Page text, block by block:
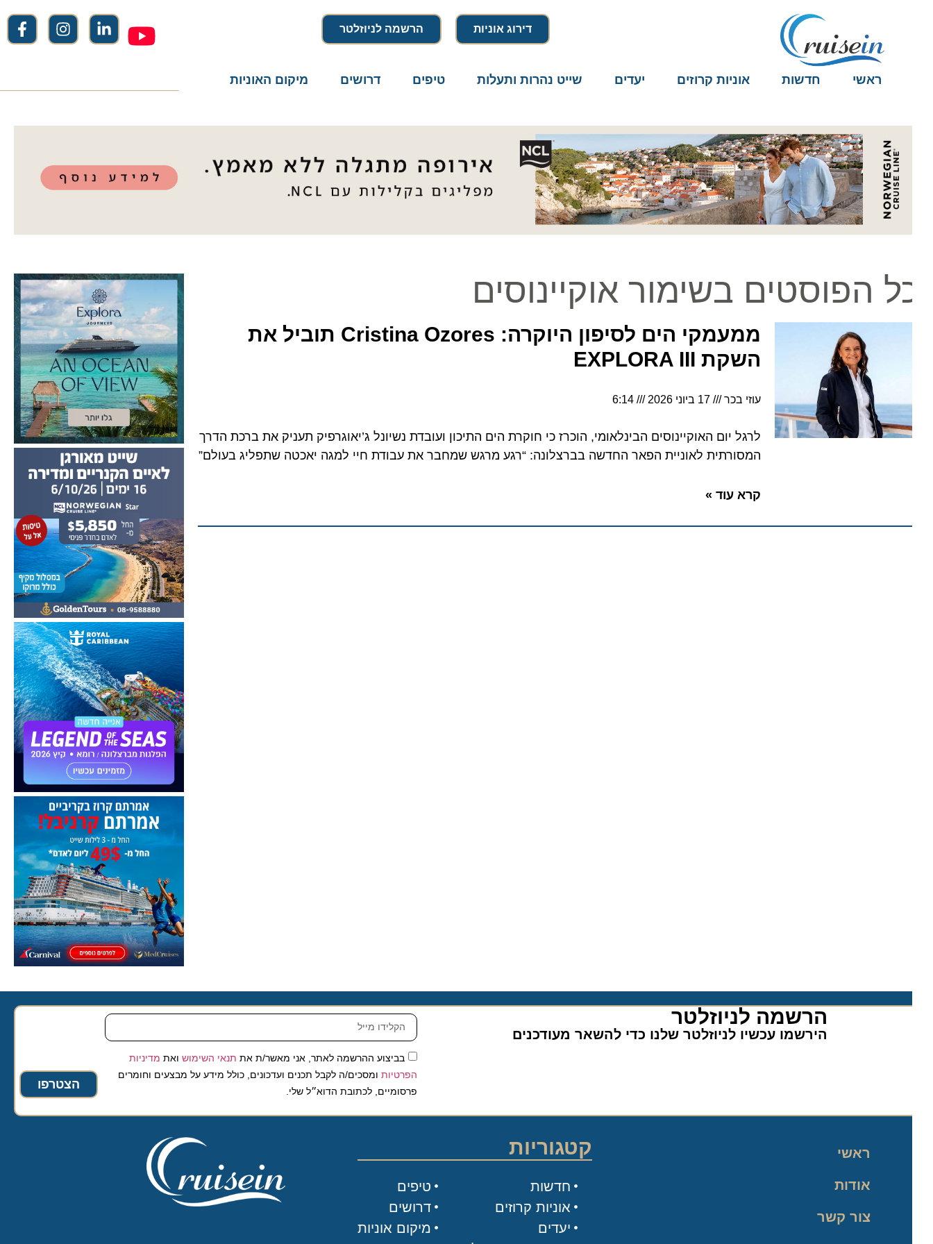
הרשמה לניוזלטר דירוג אוניות
ראשי חדשות אוניות קרוזים יעדים שייט נהרות ותעלות טיפים דרושים מיקום האוניות
הפוסטים בשימור אוקיינוסים
ממעמקי הים לסיפון היוקרה: Cristina Ozores תוביל את
השקת EXPLORA III
עוזי בכר 17 ביוני 2026 6:14
לרגל יום האוקיינוסים הבינלאומי, הוכרז כי חוקרת הים התיכון ועובדת נשיונל ג’יאוגרפיק תעניק את ברכת הדרך
המסורתית לאוניית הפאר החדשה בברצלונה: “רגע מרגש שמחבר את עבודת חיי למגה יאכטה שתפליג בעולם”
קרא עוד »
הרשמה לניוזלטר​
הירשמו עכשיו לניוזלטר שלנו כדי להשאר מעודכנים
בביצוע ההרשמה לאתר, אני מאשר/ת אתתנאי השימושואת מדיניות
הפרטיותומסכים/ה לקבל תכנים ועדכונים, כולל מידע על מבצעים וחומרים
פרסומיים, לכתובת הדוא״ל שלי.
הצטרפו
קטגוריות
טיפים
דרושים
מיקום אוניות
חדשות
אוניות קרוזים
יעדים
ראשי
אודות
צור קשר